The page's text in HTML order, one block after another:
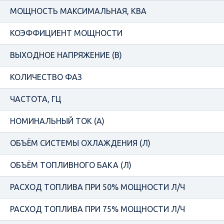
МОЩНОСТЬ МАКСИМАЛЬНАЯ, КВА
КОЭФФИЦИЕНТ МОЩНОСТИ
ВЫХОДНОЕ НАПРЯЖЕНИЕ (В)
КОЛИЧЕСТВО ФАЗ
ЧАСТОТА, ГЦ
НОМИНАЛЬНЫЙ ТОК (А)
ОБЪЁМ СИСТЕМЫ ОХЛАЖДЕНИЯ (Л)
ОБЪЁМ ТОПЛИВНОГО БАКА (Л)
РАСХОД ТОПЛИВА ПРИ 50% МОЩНОСТИ Л/Ч
РАСХОД ТОПЛИВА ПРИ 75% МОЩНОСТИ Л/Ч